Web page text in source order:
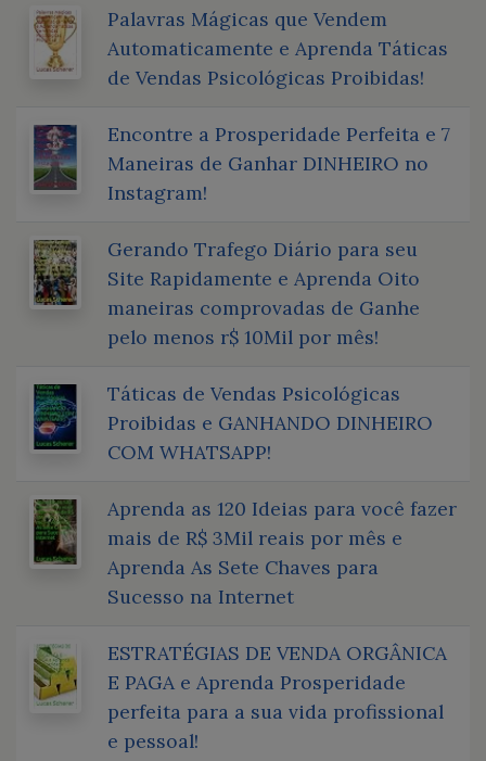
Palavras Mágicas que Vendem
Automaticamente e Aprenda Táticas
de Vendas Psicológicas Proibidas!
Encontre a Prosperidade Perfeita e 7
Maneiras de Ganhar DINHEIRO no
Instagram!
Gerando Trafego Diário para seu
Site Rapidamente e Aprenda Oito
maneiras comprovadas de Ganhe
pelo menos r$ 10Mil por mês!
Táticas de Vendas Psicológicas
Proibidas e GANHANDO DINHEIRO
COM WHATSAPP!
Aprenda as 120 Ideias para você fazer
mais de R$ 3Mil reais por mês e
Aprenda As Sete Chaves para
Sucesso na Internet
ESTRATÉGIAS DE VENDA ORGÂNICA
E PAGA e Aprenda Prosperidade
perfeita para a sua vida profissional
e pessoal!